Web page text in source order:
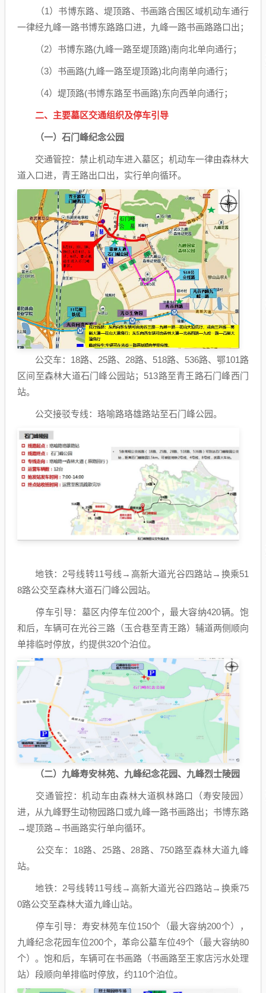
（1）书博东路、堤顶路、书画路合围区域机动车通行
一律经九峰一路书博东路路口进，九峰一路书画路路口出；
（2）书博东路(九峰一路至堤顶路)南向北单向通行；
（3）书画路(九峰一路至堤顶路)北向南单向通行；
（4）堤顶路(书博东路至书画路)东向西单向通行；
二、主要墓区交通组织及停车引导
（一）石门峰纪念公园
交通管控：禁止机动车进入墓区；机动车一律由森林大
道入口进，青王路出口出，实行单向循环。
公交车：18路、25路、28路、518路、536路、鄂101路
区间至森林大道石门峰公园站；513路至青王路石门峰西门
站。
公交接驳专线：珞喻路珞雄路站至石门峰公园。
地铁：2号线转11号线→高新大道光谷四路站→换乘51
8路公交至森林大道石门峰公园站。
停车引导：墓区内停车位200个，最大容纳420辆。饱
和后，车辆可在光谷三路（玉合巷至青王路）辅道两侧顺向
单排临时停放，约提供320个泊位。
（二）九峰寿安林苑、九峰纪念花园、九峰烈士陵园
交通管控：机动车由森林大道枫林路口（寿安陵园）
进，从九峰野生动物园路口或九峰一路书画路出；书博东路
→堤顶路→书画路实行单向循环。
公交车：18路、25路、28路、750路至森林大道九峰
站。
地铁：2号线转11号线→高新大道光谷四路站→换乘75
0路公交至森林大道九峰山站。
停车引导：寿安林苑车位150个（最大容纳200个），
九峰纪念花园车位200个，革命公墓车位49个（最大容纳80
个）。饱和后，车辆可在书画路（书画路至王家店污水处理
站）段顺向单排临时停放，约110个泊位。